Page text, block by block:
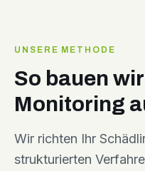
UNSERE METHODE
So bauen
Monitoring
Wir richten Ihr
strukturierten